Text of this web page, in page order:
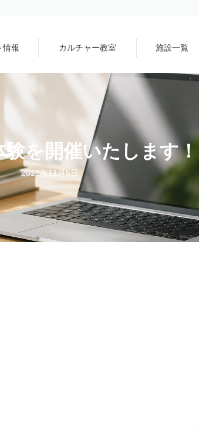
情報 カルチャー教室 施設一覧
を開催いたします！
2018年11月5日